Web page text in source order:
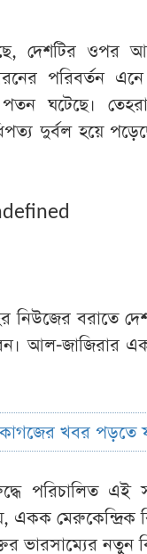
দেশটির ওপর
পরিবর্তন
পতন ঘটেছে।
দুর্বল হয়ে
বরাতে
আল-জাজিরার এক
খবর
পরিচালিত এই
একক মেরুকেন্দ্রিক
নতুন